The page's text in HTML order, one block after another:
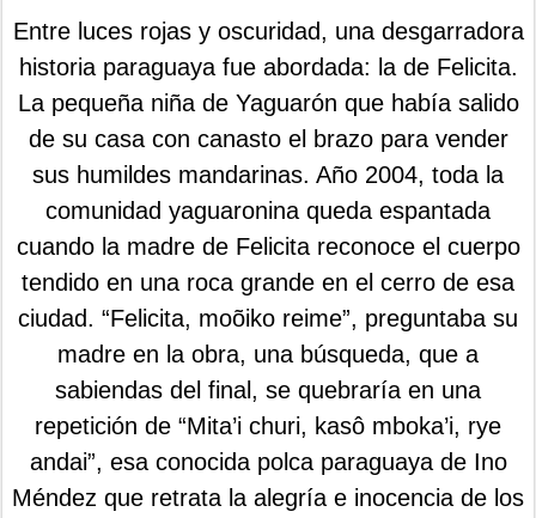
Entre luces rojas y oscuridad, una desgarradora
historia paraguaya fue abordada: la de Felicita.
La pequeña niña de Yaguarón que había salido
de su casa con canasto el brazo para vender
sus humildes mandarinas. Año 2004, toda la
comunidad yaguaronina queda espantada
cuando la madre de Felicita reconoce el cuerpo
tendido en una roca grande en el cerro de esa
ciudad. “Felicita, moõiko reime”, preguntaba su
madre en la obra, una búsqueda, que a
sabiendas del final, se quebraría en una
repetición de “Mita’i churi, kasô mboka’i, rye
andai”, esa conocida polca paraguaya de Ino
Méndez que retrata la alegría e inocencia de los